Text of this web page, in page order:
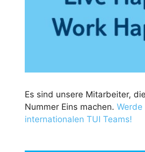
Es sind unsere Mitarbeiter,
Nummer Eins machen. Werde
internationalen TUI Teams!